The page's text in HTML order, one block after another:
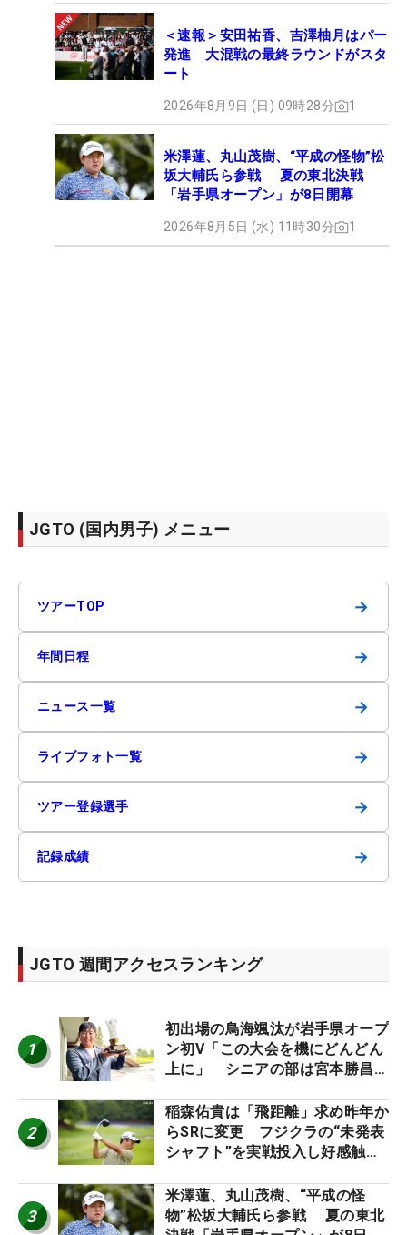
＜速報＞安田祐香、吉澤柚月はパー
発進 大混戦の最終ラウンドがスタ
ート
2026年8月9日 (日) 09時28分 1
米澤蓮、丸山茂樹、“平成の怪物”松
坂大輔氏ら参戦 夏の東北決戦
「岩手県オープン」が8日開幕
2026年8月5日 (水) 11時30分 1
JGTO (国内男子) メニュー
ツアーTOP →
年間日程 →
ニュース一覧 →
ライブフォト一覧 →
ツアー登録選手 →
記録成績 →
JGTO 週間アクセスランキング
1
初出場の鳥海颯汰が岩手県オープ
ン初V「この大会を機にどんどん
上に」 シニアの部は宮本勝昌が
2
稲森佑貴は「飛距離」求め昨年か
らSRに変更 フジクラの“未発表
シャフト”を実戦投入し好感触
ーのヒトネタ！】
3
米澤蓮、丸山茂樹、“平成の怪
物”松坂大輔氏ら参戦 夏の東北